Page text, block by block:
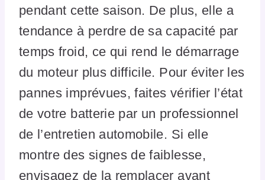
pendant cette saison. De plus, elle a
tendance à perdre de sa capacité par
temps froid, ce qui rend le démarrage
du moteur plus difficile. Pour éviter les
pannes imprévues, faites vérifier l’état
de votre batterie par un professionnel
de l’entretien automobile. Si elle
montre des signes de faiblesse,
envisagez de la remplacer avant